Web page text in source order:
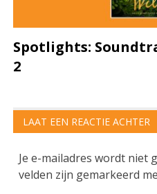
Spotlights:
2
LAAT EEN REACTIE ACHTER
Je e-mailadres wordt niet
velden zijn gemarkeerd